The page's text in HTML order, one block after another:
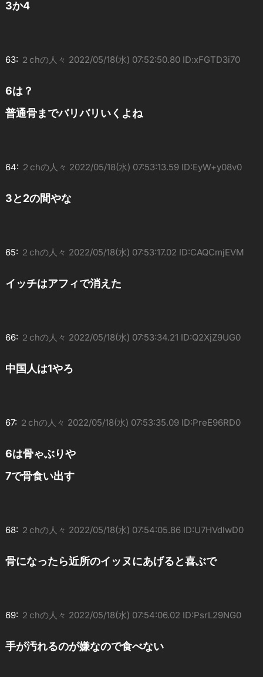
3か4
63: ２chの人々 2022/05/18(水) 07:52:50.80 ID:xFGTD3i70
6は？
普通骨までバリバリいくよね
64: ２chの人々 2022/05/18(水) 07:53:13.59 ID:EyW+y08v0
3と2の間やな
65: ２chの人々 2022/05/18(水) 07:53:17.02 ID:CAQCmjEVM
イッチはアフィで消えた
66: ２chの人々 2022/05/18(水) 07:53:34.21 ID:Q2XjZ9UG0
中国人は1やろ
67: ２chの人々 2022/05/18(水) 07:53:35.09 ID:PreE96RD0
6は骨ゃぶりや
7で骨食い出す
68: ２chの人々 2022/05/18(水) 07:54:05.86 ID:U7HVdlwD0
骨になったら近所のイッヌにあげると喜ぶで
69: ２chの人々 2022/05/18(水) 07:54:06.02 ID:PsrL29NG0
手が汚れるのが嫌なので食べない